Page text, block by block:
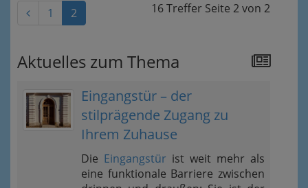
16 Treffer Seite 2von 2
1 2
Aktuelles zum Thema
Eingangstür – der
stilprägende Zugang zu
Ihrem Zuhause
Die Eingangstür ist weit mehr als
eine funktionale Barriere zwischen